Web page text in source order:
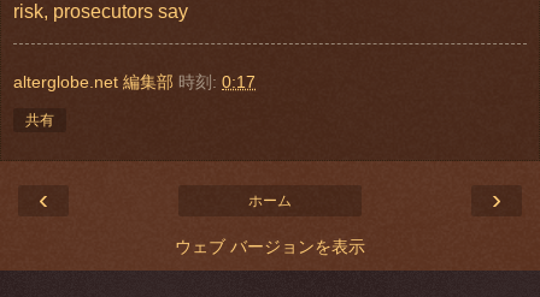
risk, prosecutors say
alterglobe.net 編集部 時刻: 0:17
共有
‹ ›
ホーム
ウェブ バージョンを表示